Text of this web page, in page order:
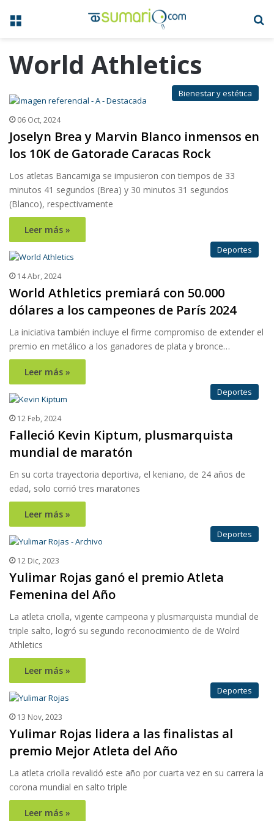
Menú
World Athletics
Bienestar y estética
06 Oct, 2024
Joselyn Brea y Marvin Blanco inmensos en
los 10K de Gatorade Caracas Rock
Los atletas Bancamiga se impusieron con tiempos de 33
minutos 41 segundos (Brea) y 30 minutos 31 segundos
(Blanco), respectivamente
Leer más »
Deportes
14 Abr, 2024
World Athletics premiará con 50.000
dólares a los campeones de París 2024
La iniciativa también incluye el firme compromiso de extender el
premio en metálico a los ganadores de plata y bronce…
Leer más »
Deportes
12 Feb, 2024
Falleció Kevin Kiptum, plusmarquista
mundial de maratón
En su corta trayectoria deportiva, el keniano, de 24 años de
edad, solo corrió tres maratones
Leer más »
Deportes
12 Dic, 2023
Yulimar Rojas ganó el premio Atleta
Femenina del Año
La atleta criolla, vigente campeona y plusmarquista mundial de
triple salto, logró su segundo reconocimiento de de Wolrd
Athletics
Leer más »
Deportes
13 Nov, 2023
Yulimar Rojas lidera a las finalistas al
premio Mejor Atleta del Año
La atleta criolla revalidó este año por cuarta vez en su carrera la
corona mundial en salto triple
Leer más »